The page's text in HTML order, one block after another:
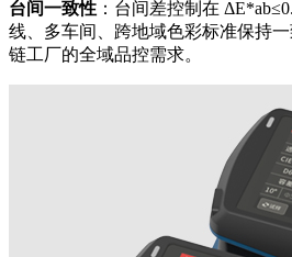
台间一致性 ：台间差控制在
线、多车间、跨地域色彩标准保持
链工厂的全域品控需求。